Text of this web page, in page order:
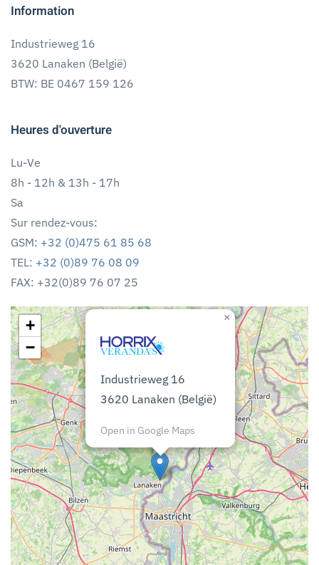
Information
Industrieweg 16
3620 Lanaken (België)
BTW: BE 0467 159 126
Heures d'ouverture
Lu-Ve
8h - 12h & 13h - 17h
Sa
Sur rendez-vous:
GSM: +32 (0)475 61 85 68
TEL: +32 (0)89 76 08 09
FAX: +32(0)89 76 07 25
Industrieweg 16
3620 Lanaken (België)
Open in Google Maps
×
+
−